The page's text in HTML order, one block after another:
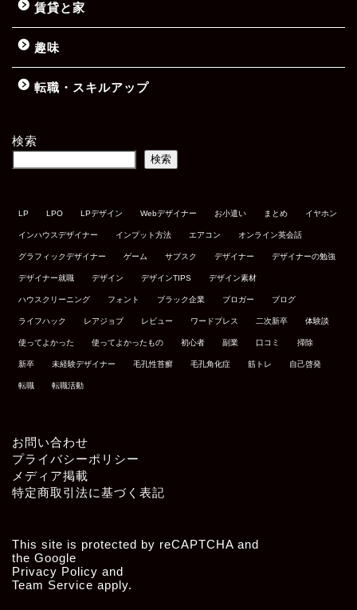
賃貸と家
趣味
転職・スキルアップ
検索
検索
LP LPO LPデザイン Webデザイナー お小遣い まとめ イヤホン
インハウスデザイナー インプット方法 エアコン オンライン英会話
グラフィックデザイナー ゲーム サブスク デザイナー デザイナーの勉強
デザイナー就職 デザイン デザインTIPS デザイン素材
ハウスクリーニング フォント ブラック企業 ブロガー ブログ
ライフハック レアジョブ レビュー ワードプレス 二次新卒 体験談
使ってよかった 使ってよかったもの 初心者 副業 口コミ 掃除
新卒 未経験デザイナー 毛孔性苔癬 毛孔角化症 筋トレ 自己啓発
転職 転職活動
お問い合わせ
プライバシーポリシー
メディア掲載
特定商取引法に基づく表記
This site is protected by reCAPTCHA and
the Google
Privacy Policy and
Team Service apply.